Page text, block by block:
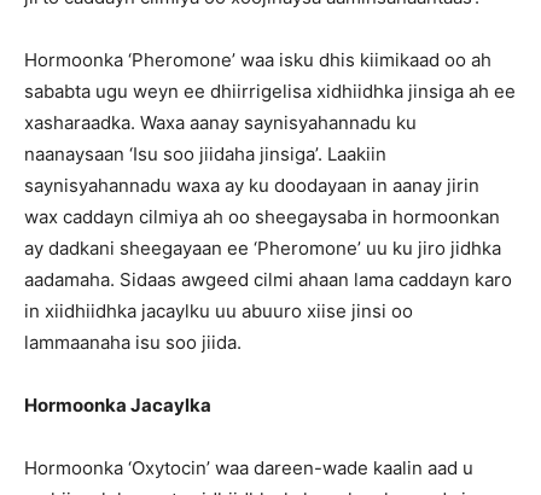
Hormoonka ‘Pheromone’ waa isku dhis kiimikaad oo ah
sababta ugu weyn ee dhiirrigelisa xidhiidhka jinsiga ah ee
xasharaadka. Waxa aanay saynisyahannadu ku
naanaysaan ‘Isu soo jiidaha jinsiga’. Laakiin
saynisyahannadu waxa ay ku doodayaan in aanay jirin
wax caddayn cilmiya ah oo sheegaysaba in hormoonkan
ay dadkani sheegayaan ee ‘Pheromone’ uu ku jiro jidhka
aadamaha. Sidaas awgeed cilmi ahaan lama caddayn karo
in xiidhiidhka jacaylku uu abuuro xiise jinsi oo
lammaanaha isu soo jiida.
Hormoonka Jacaylka
Hormoonka ‘Oxytocin’ waa dareen-wade kaalin aad u